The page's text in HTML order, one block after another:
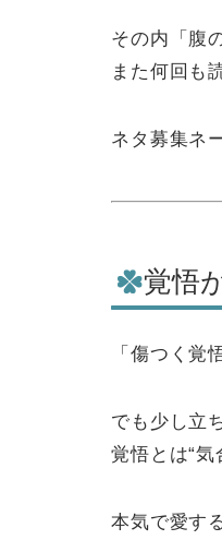
その内「腹
また何回も
ネタ募集ネ
覚悟
「傷つく覚
でも少し立
覚悟とは“気
本気で愛す